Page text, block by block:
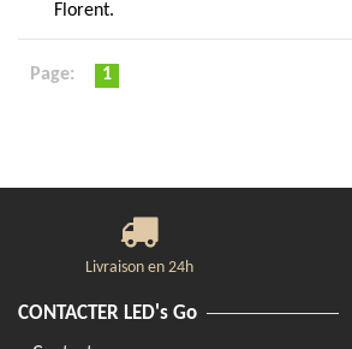
Florent.
Page: 1
Livraison en 24h
CONTACTER LED's Go